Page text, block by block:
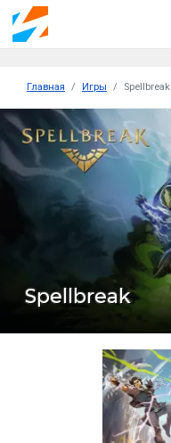
Главная Игры Spellbreak
Spellbreak